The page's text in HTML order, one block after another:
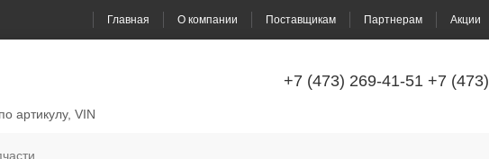
Главная О компании Поставщикам Партнерам Акции
+7 (473) 269-41-51 +7
по артикулу, VIN